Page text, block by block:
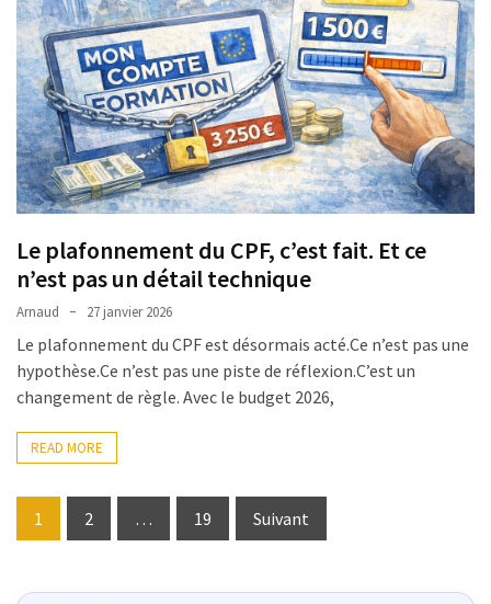
Le plafonnement du CPF, c’est fait. Et ce
n’est pas un détail technique
Arnaud 27 janvier 2026
Le plafonnement du CPF est désormais acté.Ce n’est pas une
hypothèse.Ce n’est pas une piste de réflexion.C’est un
changement de règle. Avec le budget 2026,
READ MORE
Pagination
des
publications
1 2 … 19 Suivant